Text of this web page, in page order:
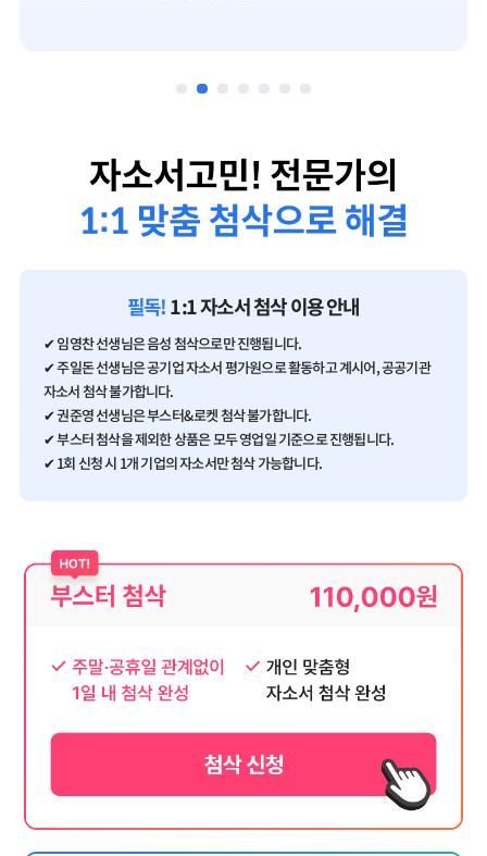
필독! 1:1 자소서 첨삭 이용 안내
✔ 임영찬 선생님은 음성 첨삭으로만 진행됩니다.
✔ 주일돈 선생님은 공기업 자소서 평가원으로 활동하고 계시어, 공공기관
자소서 첨삭 불가합니다.
✔ 권준영 선생님은 부스터&로켓 첨삭 불가합니다.
✔ 부스터 첨삭을 제외한 상품은 모두 영업일 기준으로 진행됩니다.
✔ 1회 신청 시 1개 기업의 자소서만 첨삭 가능합니다.